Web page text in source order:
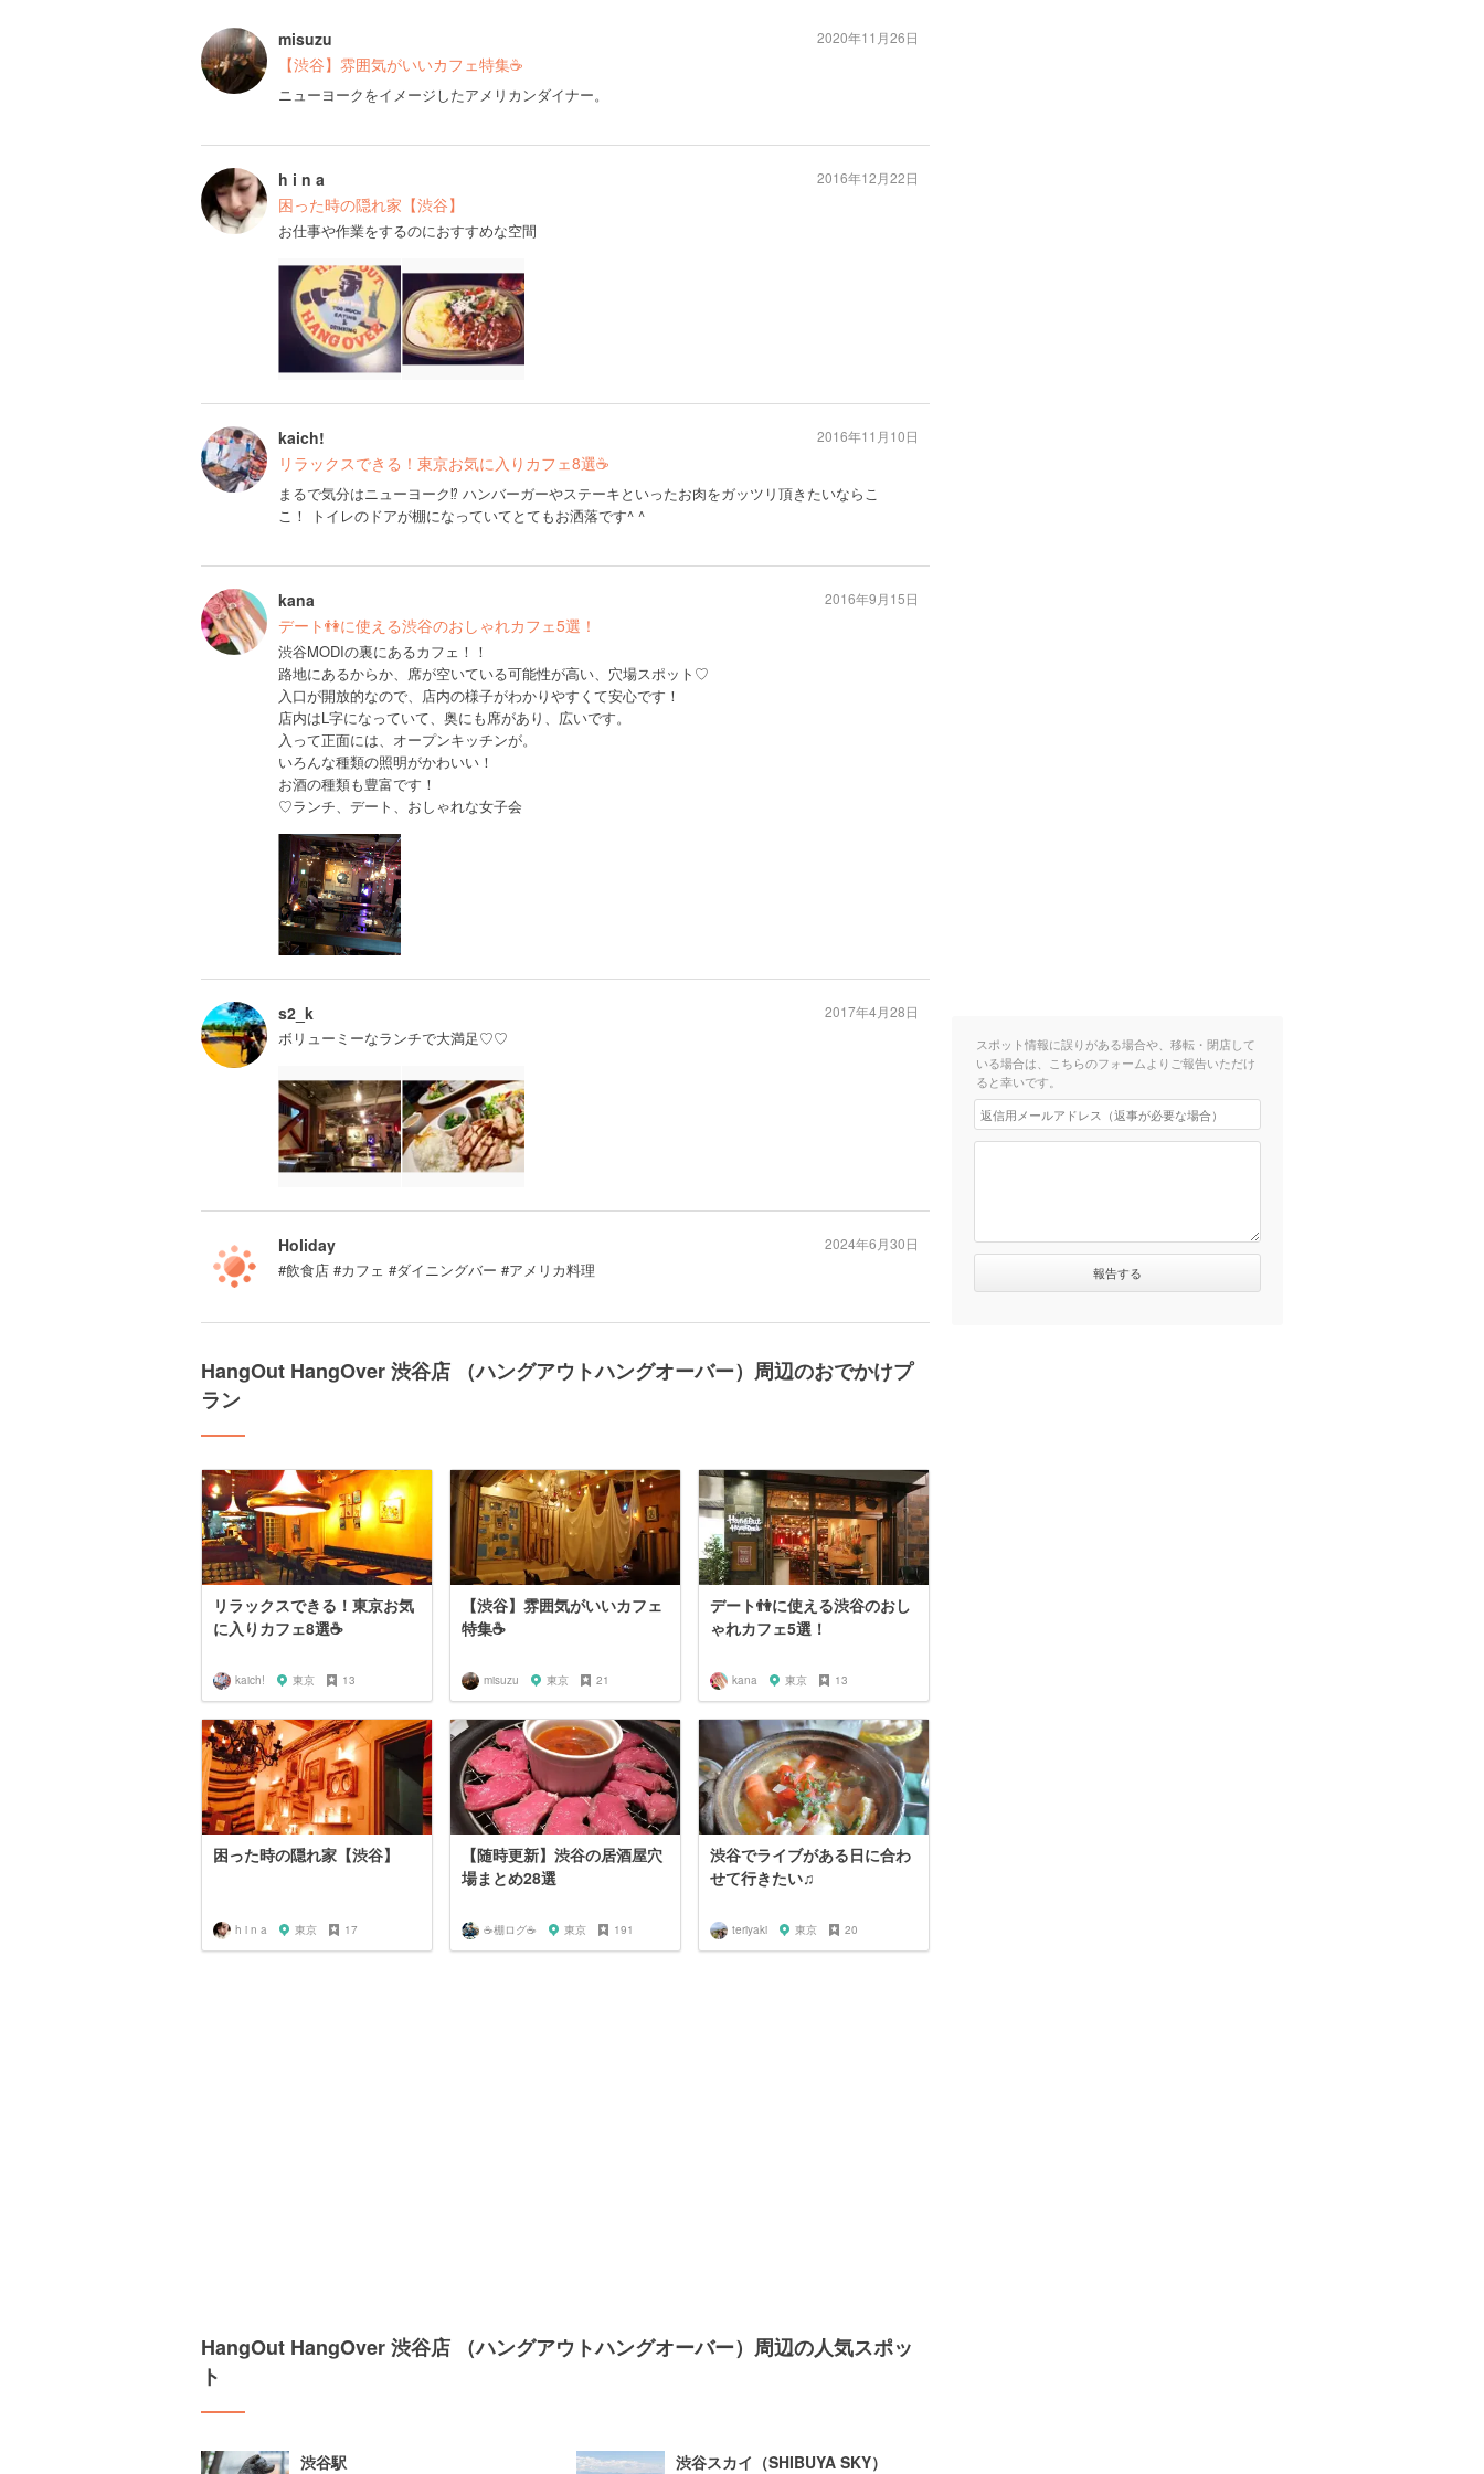
misuzu
【渋谷】雰囲気がいいカフェ特集☕️
ニューヨークをイメージしたアメリカンダイナー。
2020年11月26日
h i n a
困った時の隠れ家【渋谷】
お仕事や作業をするのにおすすめな空間
2016年12月22日
kaich!
リラックスできる！東京お気に入りカフェ8選☕️
まるで気分はニューヨーク⁉︎ ハンバーガーやステーキといったお肉をガッツリ頂きたいならこ
こ！ トイレのドアが棚になっていてとてもお洒落です^ ^
2016年11月10日
kana
デート👫に使える渋谷のおしゃれカフェ5選！
渋谷MODIの裏にあるカフェ！！
路地にあるからか、席が空いている可能性が高い、穴場スポット♡
入口が開放的なので、店内の様子がわかりやすくて安心です！
店内はL字になっていて、奥にも席があり、広いです。
入って正面には、オープンキッチンが。
いろんな種類の照明がかわいい！
お酒の種類も豊富です！
♡ランチ、デート、おしゃれな女子会
2016年9月15日
s2_k
ボリューミーなランチで大満足♡♡
2017年4月28日
Holiday
#飲食店 #カフェ #ダイニングバー #アメリカ料理
2024年6月30日
HangOut HangOver 渋谷店 （ハングアウトハングオーバー）周辺のおでかけプ
ラン
リラックスできる！東京お気
に入りカフェ8選☕️
kaich! 東京 13
【渋谷】雰囲気がいいカフェ
特集☕️
misuzu 東京 21
デート👫に使える渋谷のおし
ゃれカフェ5選！
kana 東京 13
困った時の隠れ家【渋谷】
h i n a 東京 17
【随時更新】渋谷の居酒屋穴
場まとめ28選
☕️棚ログ☕️ 東京 191
渋谷でライブがある日に合わ
せて行きたい♫
teriyaki 東京 20
HangOut HangOver 渋谷店 （ハングアウトハングオーバー）周辺の人気スポッ
ト
渋谷駅 渋谷スカイ（SHIBUYA SKY）
スポット情報に誤りがある場合や、移転・閉店して
いる場合は、こちらのフォームよりご報告いただけ
ると幸いです。